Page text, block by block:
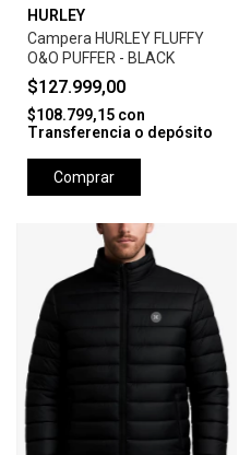
HURLEY
Campera HURLEY FLUFFY
O&O PUFFER - BLACK
$127.999,00
$108.799,15 con
Transferencia o depósito
Comprar